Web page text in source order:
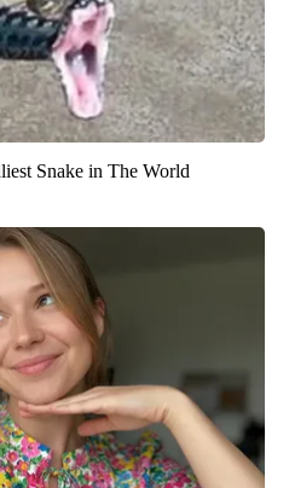
Snake in The World